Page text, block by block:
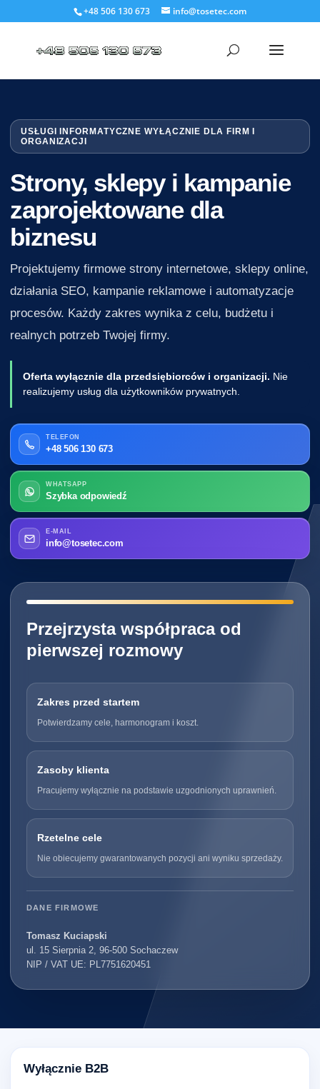
+48 506 130 673 info@tosetec.com
USŁUGI INFORMATYCZNE WYŁĄCZNIE DLA FIRM I
ORGANIZACJI
Strony, sklepy i kampanie
zaprojektowane dla
biznesu
Projektujemy firmowe strony internetowe, sklepy online,
działania SEO, kampanie reklamowe i automatyzacje
procesów. Każdy zakres wynika z celu, budżetu i
realnych potrzeb Twojej firmy.
Oferta wyłącznie dla przedsiębiorców i organizacji. Nie
realizujemy usług dla użytkowników prywatnych.
TELEFON
+48 506 130 673
WHATSAPP
Szybka odpowiedź
E-MAIL
info@tosetec.com
━━━━━━━━━━━━━━━━━━━━━━━━━━━━
Przejrzysta współpraca od
pierwszej rozmowy
Zakres przed startem
Potwierdzamy cele, harmonogram i koszt.
Zasoby klienta
Pracujemy wyłącznie na podstawie uzgodnionych uprawnień.
Rzetelne cele
Nie obiecujemy gwarantowanych pozycji ani wyniku sprzedaży.
DANE FIRMOWE
Tomasz Kuciapski
ul. 15 Sierpnia 2, 96-500 Sochaczew
NIP / VAT UE: PL7751620451
Wyłącznie B2B